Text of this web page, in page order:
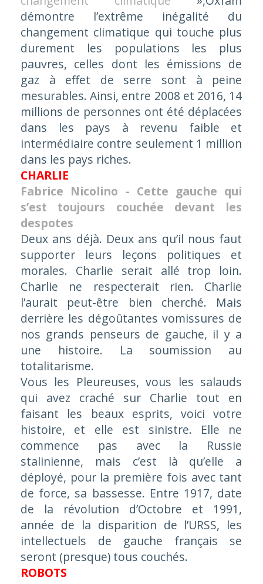
démontre l’extrême inégalité du
changement climatique qui touche plus
durement les populations les plus
pauvres, celles dont les émissions de
gaz à effet de serre sont à peine
mesurables. Ainsi, entre 2008 et 2016, 14
millions de personnes ont été déplacées
dans les pays à revenu faible et
intermédiaire contre seulement 1 million
dans les pays riches.
CHARLIE
Fabrice Nicolino - Cette gauche qui
s’est toujours couchée devant les
despotes
Deux ans déjà. Deux ans qu’il nous faut
supporter leurs leçons politiques et
morales. Charlie serait allé trop loin.
Charlie ne respecterait rien. Charlie
l’aurait peut-être bien cherché. Mais
derrière les dégoûtantes vomissures de
nos grands penseurs de gauche, il y a
une histoire. La soumission au
totalitarisme.
Vous les Pleureuses, vous les salauds
qui avez craché sur Charlie tout en
faisant les beaux esprits, voici votre
histoire, et elle est sinistre. Elle ne
commence pas avec la Russie
stalinienne, mais c’est là qu’elle a
déployé, pour la première fois avec tant
de force, sa bassesse. Entre 1917, date
de la révolution d’Octobre et 1991,
année de la disparition de l’URSS, les
intellectuels de gauche français se
seront (presque) tous couchés.
ROBOTS